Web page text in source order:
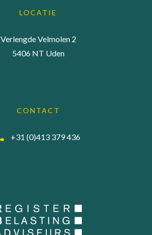
LOCATIE
Verlengde Velmolen 2
5406 NT Uden
CONTACT
+31 (0)413 379 436